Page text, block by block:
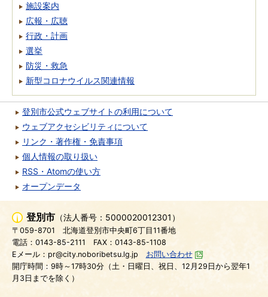
施設案内
広報・広聴
行政・計画
選挙
防災・救急
新型コロナウイルス関連情報
登別市公式ウェブサイトの利用について
ウェブアクセシビリティについて
リンク・著作権・免責事項
個人情報の取り扱い
RSS・Atomの使い方
オープンデータ
登別市 （法人番号：5000020012301）
〒059-8701
北海道登別市中央町6丁目11番地
電話：0143-85-2111
FAX：0143-85-1108
Eメール：pr@city.noboribetsu.lg.jp
お問い合わせ
開庁時間：9時～17時30分（土・日曜日、祝日、12月29日から翌年1
月3日までを除く）